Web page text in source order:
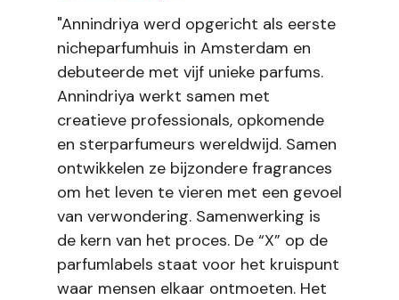
"Annindriya werd opgericht als eerste
nicheparfumhuis in Amsterdam en
debuteerde met vijf unieke parfums.
Annindriya werkt samen met
creatieve professionals, opkomende
en sterparfumeurs wereldwijd. Samen
ontwikkelen ze bijzondere fragrances
om het leven te vieren met een gevoel
van verwondering. Samenwerking is
de kern van het proces. De “X” op de
parfumlabels staat voor het kruispunt
waar mensen elkaar ontmoeten. Het